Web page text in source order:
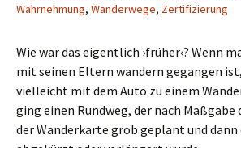
Wahrnehmung, Wanderwege, Zertifizierung
Wie war das eigentlich ›früher‹? Wenn
mit seinen Eltern wandern gegangen
vielleicht mit dem Auto zu einem
ging einen Rundweg, der nach
der Wanderkarte grob geplant und